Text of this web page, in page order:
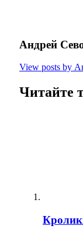
Андрей
View posts by
Читайте